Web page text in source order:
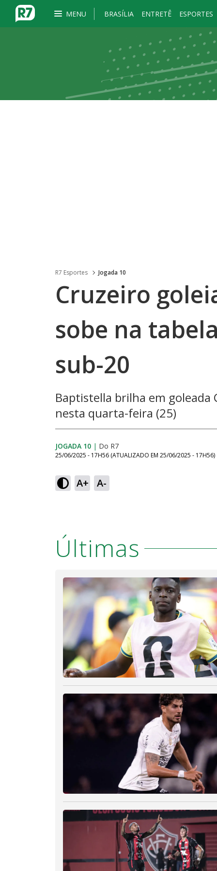
MENU BRASÍLIA ENTRETÊ ESPORTES
R7 Esportes Jogada 10
Cruzeiro
sobe na
sub-20
Baptistella brilha em goleada
nesta quarta-feira (25)
JOGADA 10 | Do R7
25/06/2025 - 17H56 (ATUALIZADO EM 25/06/2025 - 17H56)
A+ A-
Últimas